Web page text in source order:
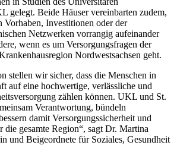
gelegt. Beide Häuser vereinbarten zudem,
Vorhaben, Investitionen oder der
Netzwerken vorrangig aufeinander
wenn es um Versorgungsfragen der
Nordwestsachsen geht.
stellen wir sicher, dass die Menschen in
auf eine hochwertige, verlässliche und
zählen können. UKL und St.
Verantwortung, bündeln
damit Versorgungssicherheit und
die gesamte Region“, sagt Dr. Martina
und Beigeordnete für Soziales, Gesundheit